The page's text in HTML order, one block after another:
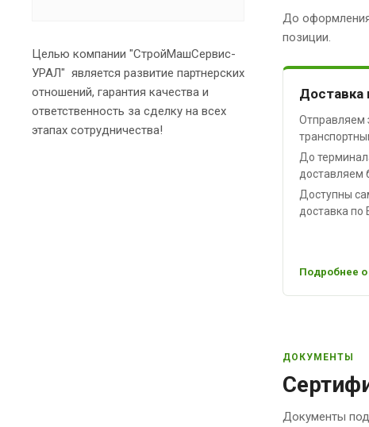
До
позиции.
Доставка
Отправляем
До
доставляем
Доступны
доставка по
Подробнее о
ДОКУМЕНТЫ
Документы
Целью компании "СтройМашСервис-
УРАЛ" является развитие партнерских
отношений, гарантия качества и
ответственность за сделку на всех
этапах сотрудничества!